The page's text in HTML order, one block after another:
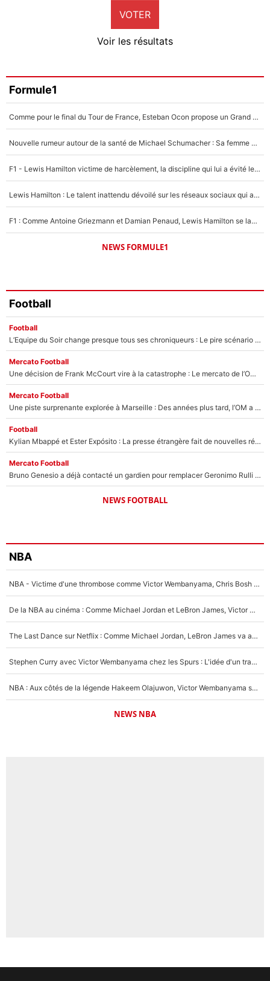
Faris Moumbagna
4%
Un autre joueur
5%
VOTER
Voir les résultats
Formule1
Comme pour le final du Tour de France, Esteban Ocon propose un Grand Prix de Formule 1 à Paris : «Autour de l’Arc de Triomphe, ce serait génial» !
Nouvelle rumeur autour de la santé de Michael Schumacher : Sa femme Corinna sort du silence
F1 - Lewis Hamilton victime de harcèlement, la discipline qui lui a évité le pire : «J'aurais probablement mal tourné»
Lewis Hamilton : Le talent inattendu dévoilé sur les réseaux sociaux qui a impressionné Kim Kardashian pendant leurs vacances en amoureux !
F1 : Comme Antoine Griezmann et Damian Penaud, Lewis Hamilton se lance dans le business des cartes à collectionner !
NEWS FORMULE1
Football
Football
L’Equipe du Soir change presque tous ses chroniqueurs : Le pire scénario imaginé par l’IA après le départ de Johan Micoud !
Mercato Football
Une décision de Frank McCourt vire à la catastrophe : Le mercato de l’OM provoque de nouvelles tensions en pleine crise financière !
Mercato Football
Une piste surprenante explorée à Marseille : Des années plus tard, l’OM a tenté de faire revenir le joueur qui avait provoqué le départ d’André Villas-Boas !
Football
Kylian Mbappé et Ester Expósito : La presse étrangère fait de nouvelles révélations sur leurs vacances en amoureux
Mercato Football
Bruno Genesio a déjà contacté un gardien pour remplacer Geronimo Rulli : La crise financière peut encore plomber les plans de l’OM sur le mercato
NEWS FOOTBALL
NBA
NBA - Victime d'une thrombose comme Victor Wembanyama, Chris Bosh prévient le Français des risques sur sa santé : «J’ai failli mourir sur le coup et j’ai été ramené à la vie»
De la NBA au cinéma : Comme Michael Jordan et LeBron James, Victor Wembanyama rêve d'une carrière d'acteur !
The Last Dance sur Netflix : Comme Michael Jordan, LeBron James va avoir le droit à sa série !
Stephen Curry avec Victor Wembanyama chez les Spurs : L'idée d'un trade historique est lancée en NBA !
NBA : Aux côtés de la légende Hakeem Olajuwon, Victor Wembanyama se mue en mentor pour la nouvelle génération : «Tu dois leur imposer ce standard»
NEWS NBA